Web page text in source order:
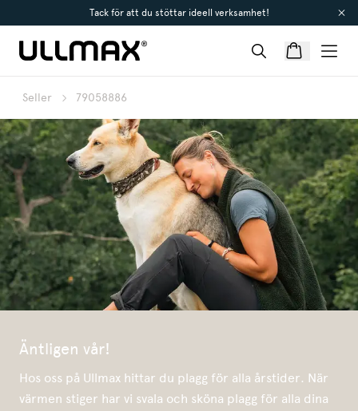
Tack för att du stöttar ideell verksamhet!
Seller 79058886
Äntligen vår!
Hos oss på Ullmax hittar du plagg för alla årstider. När
värmen stiger har vi svala och sköna plagg för alla dina